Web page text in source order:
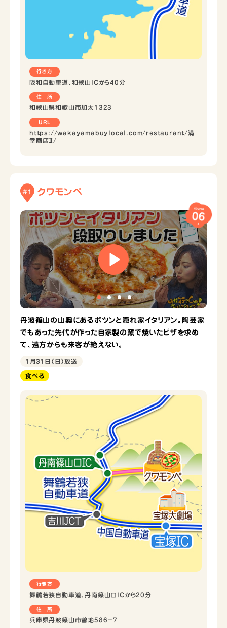
行き方
阪和自動車道、和歌山ICから40分
住 所
和歌山県和歌山市加太1323
URL
https://wakayamabuylocal.com/restaurant/満
幸商店Ⅱ/
#1 クワモンペ
course
06
丹波篠山の山奥にあるポツンと隠れ家イタリアン。陶芸家
でもあった先代が作った自家製の窯で焼いたピザを求め
て、遠方からも来客が絶えない。
1月31日（日）放送
食べる
行き方
舞鶴若狭自動車道、丹南篠山口ICから20分
住 所
兵庫県丹波篠山市曽地586−7